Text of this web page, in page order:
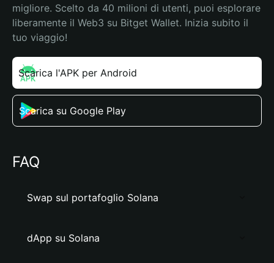
migliore. Scelto da 40 milioni di utenti, puoi esplorare
liberamente il Web3 su Bitget Wallet. Inizia subito il
tuo viaggio!
Scarica l'APK per Android
Scarica su Google Play
FAQ
Swap sul portafoglio Solana
dApp su Solana